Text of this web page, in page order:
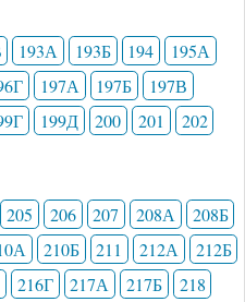
193А 193Б 194
195А
197А 197Б
197В
199Д 200 201 202
205 206 207 208А
208Б
210Б 211 212А
212Б
216Г 217А 217Б
218